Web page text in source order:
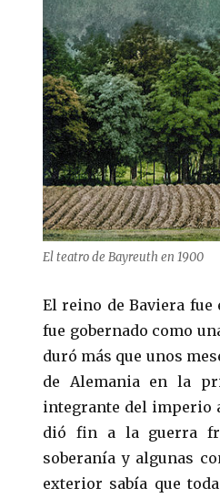
El teatro de Bayreuth en 1900
El reino de Baviera
fue gobernado como
duró más que unos
de Alemania en la
integrante del imperio
dió fin a la guerra
soberanía y algunas
exterior sabía que